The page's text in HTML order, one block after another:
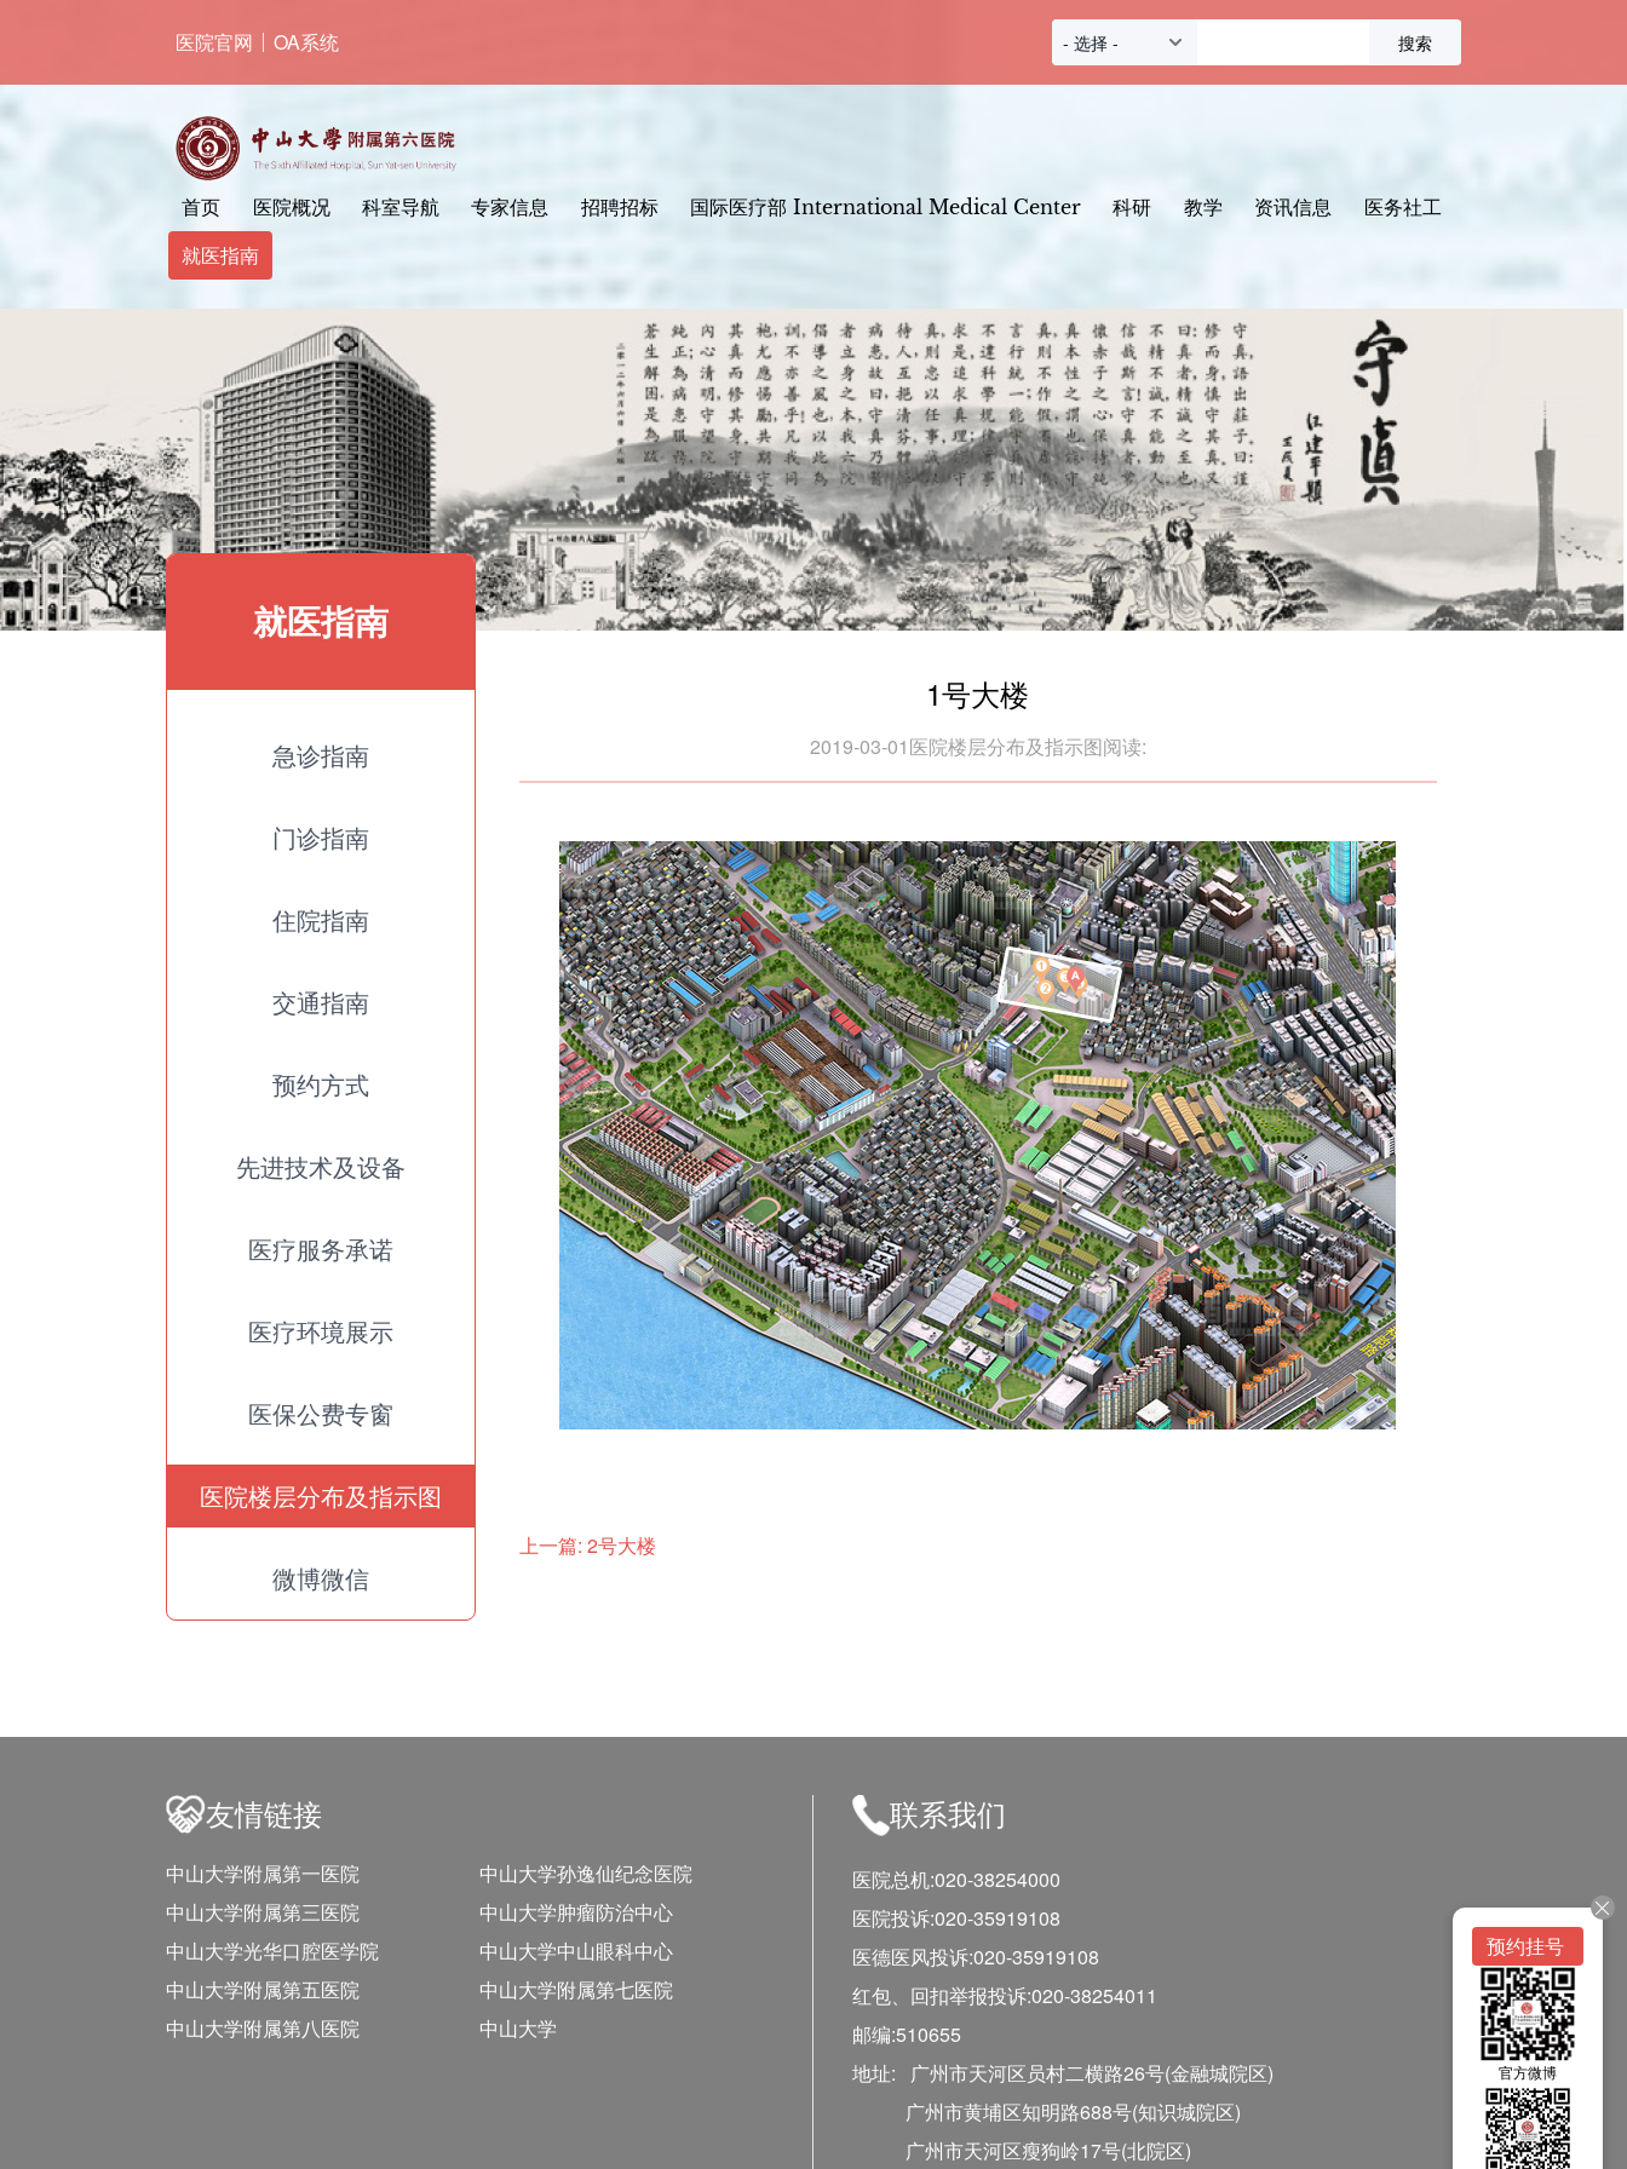
主
医院官网 OA系统
首页 医院概况 科室导航 专家信息 招聘招标 国际医疗部 International Medical Center 科研 教学 资讯信息
医务社工
就医指南
就医指南
急诊指南
门诊指南
住院指南
交通指南
预约方式
先进技术及设备
医疗服务承诺
医疗环境展示
医保公费专窗
医院楼层分布及指示图
微博微信
1号大楼
2019-03-01医院楼层分布及指示图阅读:
上一篇: 2号大楼
友情链接
中山大学附属第一医院
中山大学附属第三医院
中山大学光华口腔医学院
中山大学附属第五医院
中山大学附属第八医院
中山大学孙逸仙纪念医院
中山大学肿瘤防治中心
中山大学中山眼科中心
中山大学附属第七医院
中山大学
联系我们
医院总机:020-38254000
医院投诉:020-35919108
医德医风投诉:020-35919108
红包、回扣举报投诉:020-38254011
邮编:510655
地址: 广州市天河区员村二横路26号(金融城院区)
广州市黄埔区知明路688号(知识城院区)
广州市天河区瘦狗岭17号(北院区)
预约挂号
官方微博